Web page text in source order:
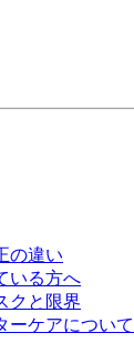
の違い
いる方へ
クと限界
ーケアについて